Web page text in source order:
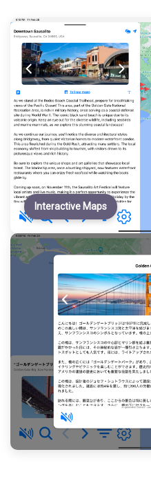
Interactive Maps